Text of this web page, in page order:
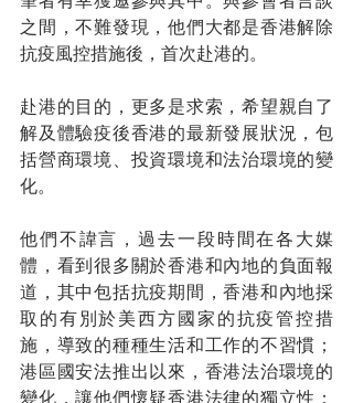
之間，不難發現，他們大都是香港解除
抗疫風控措施後，首次赴港的。
赴港的目的，更多是求索，希望親自了
解及體驗疫後香港的最新發展狀況，包
括營商環境、投資環境和法治環境的變
化。
他們不諱言，過去一段時間在各大媒
體，看到很多關於香港和內地的負面報
道，其中包括抗疫期間，香港和內地採
取的有別於美西方國家的抗疫管控措
施，導致的種種生活和工作的不習慣；
港區國安法推出以來，香港法治環境的
變化，讓他們懷疑香港法律的獨立性；